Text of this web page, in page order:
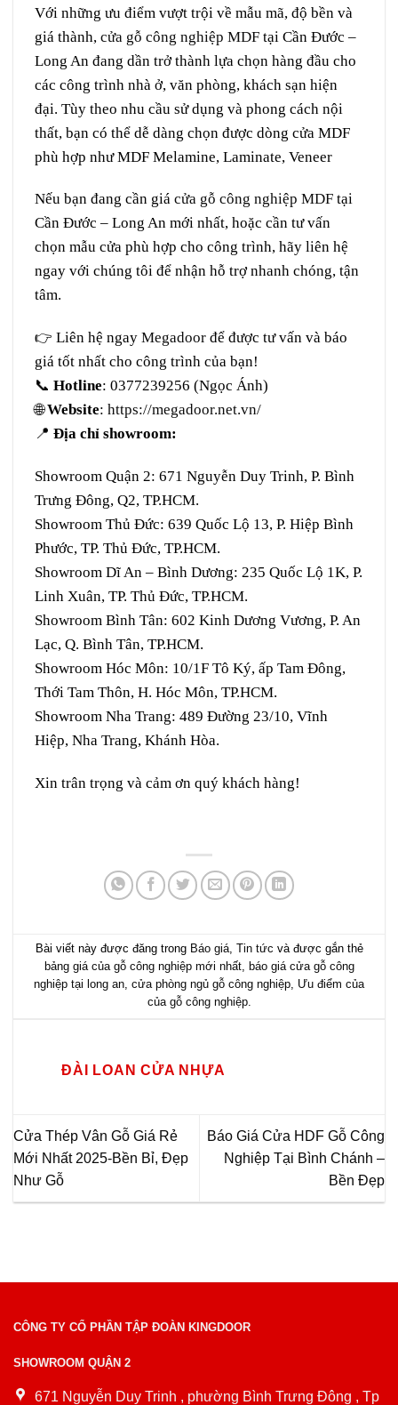
Với những ưu điểm vượt trội về mẫu mã, độ bền và
giá thành, cửa gỗ công nghiệp MDF tại Cần Đước –
Long An đang dần trở thành lựa chọn hàng đầu cho
các công trình nhà ở, văn phòng, khách sạn hiện
đại. Tùy theo nhu cầu sử dụng và phong cách nội
thất, bạn có thể dễ dàng chọn được dòng cửa MDF
phù hợp như MDF Melamine, Laminate, Veneer
Nếu bạn đang cần giá cửa gỗ công nghiệp MDF tại
Cần Đước – Long An mới nhất, hoặc cần tư vấn
chọn mẫu cửa phù hợp cho công trình, hãy liên hệ
ngay với chúng tôi để nhận hỗ trợ nhanh chóng, tận
tâm.
👉 Liên hệ ngay Megadoor để được tư vấn và báo
giá tốt nhất cho công trình của bạn!
📞 Hotline: 0377239256 (Ngọc Ánh)
🌐Website: https://megadoor.net.vn/
📍 Địa chỉ showroom:
Showroom Quận 2: 671 Nguyễn Duy Trinh, P. Bình
Trưng Đông, Q2, TP.HCM.
Showroom Thủ Đức: 639 Quốc Lộ 13, P. Hiệp Bình
Phước, TP. Thủ Đức, TP.HCM.
Showroom Dĩ An – Bình Dương: 235 Quốc Lộ 1K, P.
Linh Xuân, TP. Thủ Đức, TP.HCM.
Showroom Bình Tân: 602 Kinh Dương Vương, P. An
Lạc, Q. Bình Tân, TP.HCM.
Showroom Hóc Môn: 10/1F Tô Ký, ấp Tam Đông,
Thới Tam Thôn, H. Hóc Môn, TP.HCM.
Showroom Nha Trang: 489 Đường 23/10, Vĩnh
Hiệp, Nha Trang, Khánh Hòa.
Xin trân trọng và cảm ơn quý khách hàng!
Bài viết này được đăng trong Báo giá, Tin tức và được gắn thẻ
bảng giá của gỗ công nghiệp mới nhất, báo giá cửa gỗ công
nghiệp tại long an, cửa phòng ngủ gỗ công nghiệp, Ưu điểm của
của gỗ công nghiệp.
ĐÀI LOAN CỬA NHỰA
Cửa Thép Vân Gỗ Giá Rẻ
Mới Nhất 2025-Bền Bỉ, Đẹp
Như Gỗ
Báo Giá Cửa HDF Gỗ Công
Nghiệp Tại Bình Chánh –
Bền Đẹp
CÔNG TY CỔ PHẦN TẬP ĐOÀN KINGDOOR
SHOWROOM QUẬN 2
671 Nguyễn Duy Trinh , phường Bình Trưng Đông , Tp